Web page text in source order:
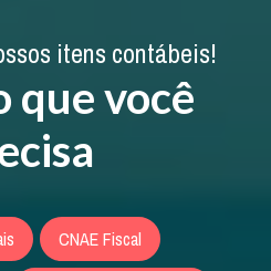
itens contábeis!
que você
CNAE Fiscal